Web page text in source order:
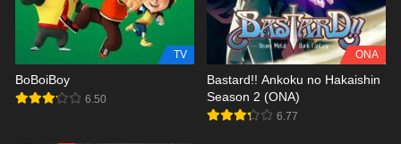
TV
BoBoiBoy
6.50
ONA
Bastard!! Ankoku no Hakaishin
Season 2 (ONA)
6.77